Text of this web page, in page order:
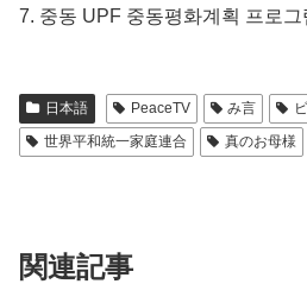
7. 중동 UPF 중동평화계획 프로그
日本語 PeaceTV み言
世界平和統一家庭連合
真のお母様
関連記事